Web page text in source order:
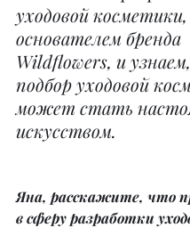
уходовой косметики,
основателем бренда
Wildflowers, и
подбор уходовой
может стать
искусством.
Яна, расскажите, что
в сферу разработки